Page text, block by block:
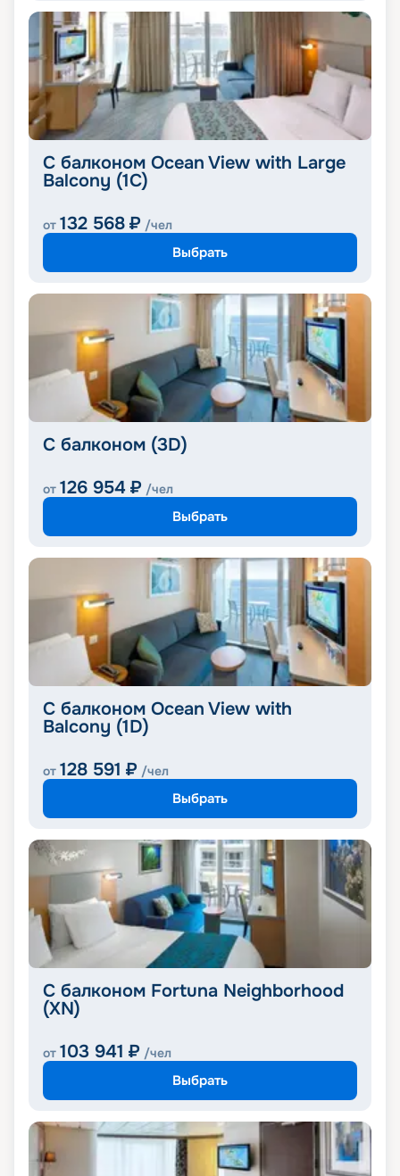
С балконом Ocean View with Large
Balcony (1C)
от 132 568 ₽ /чел
Выбрать
С балконом (3D)
от 126 954 ₽ /чел
Выбрать
С балконом Ocean View with
Balcony (1D)
от 128 591 ₽ /чел
Выбрать
С балконом Fortuna Neighborhood
(XN)
от 103 941 ₽ /чел
Выбрать